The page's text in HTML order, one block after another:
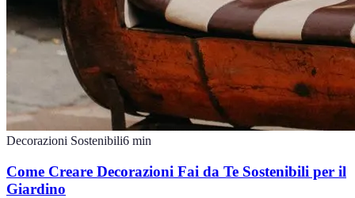
Decorazioni Sostenibili6 min
Come Creare Decorazioni Fai da Te Sostenibili per il
Giardino